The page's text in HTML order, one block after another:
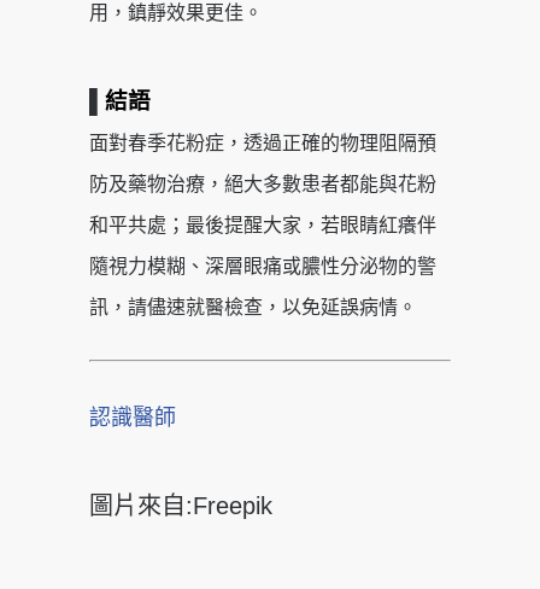
用，鎮靜效果更佳。
結語
面對春季花粉症，透過正確的物理阻隔預
防及藥物治療，絕大多數患者都能與花粉
和平共處；最後提醒大家，若眼睛紅癢伴
隨視力模糊、深層眼痛或膿性分泌物的警
訊，請儘速就醫檢查，以免延誤病情。
認識醫師
圖片來自:Freepik